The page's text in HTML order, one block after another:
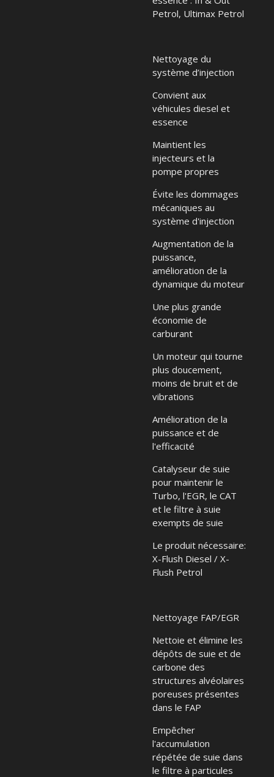
Petrol, Ultimax Petrol
Nettoyage du
système d’injection
Convient aux
véhicules diesel et
essence
Maintient les
injecteurs et la
pompe propres
Évite les dommages
mécaniques au
système d'injection
Augmentation de la
puissance,
amélioration de la
dynamique du moteur
Une plus grande
économie de
carburant
Un moteur qui tourne
plus doucement,
moins de bruit et de
vibrations
Amélioration de la
puissance et de
l'efficacité
Catalyseur de suie
pour maintenir le
Turbo, l'EGR, le CAT
et le filtre à suie
exempts de suie
Le produit nécessaire:
X-Flush Diesel / X-
Flush Petrol
Nettoyage FAP/EGR
Nettoie et élimine les
dépôts de suie et de
carbone des
structures alvéolaires
poreuses présentes
dans le FAP
Empêcher
l'accumulation
répétée de suie dans
le filtre à particules